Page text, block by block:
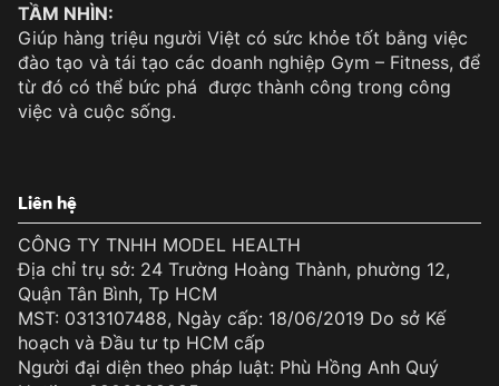
TẦM NHÌN:
Giúp hàng triệu người Việt có sức khỏe tốt bằng việc
đào tạo và tái tạo các doanh nghiệp Gym – Fitness, để
từ đó có thể bức phá được thành công trong công
việc và cuộc sống.
Liên hệ
CÔNG TY TNHH MODEL HEALTH
Địa chỉ trụ sở: 24 Trường Hoàng Thành, phường 12,
Quận Tân Bình, Tp HCM
MST: 0313107488, Ngày cấp: 18/06/2019 Do sở Kế
hoạch và Đầu tư tp HCM cấp
Người đại diện theo pháp luật: Phù Hồng Anh Quý